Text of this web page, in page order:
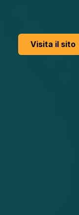
Vai all'evento